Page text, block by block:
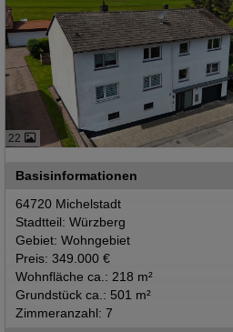
22
Basisinformationen
64720 Michelstadt
Stadtteil: Würzberg
Gebiet: Wohngebiet
Preis: 349.000 €
Wohnfläche ca.: 218 m²
Grundstück ca.: 501 m²
Zimmeranzahl: 7